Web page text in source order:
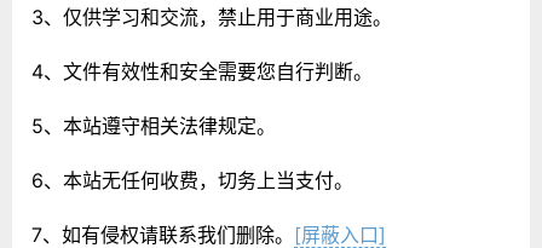
3、仅供学习和交流，禁止用于商业用途。
4、文件有效性和安全需要您自行判断。
5、本站遵守相关法律规定。
6、本站无任何收费，切务上当支付。
7、如有侵权请联系我们删除。 [屏蔽入口]